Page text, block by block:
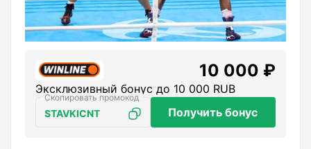
10 000 ₽
Эксклюзивный бонус до 10 000 RUB
STAVKICNT Получить бонус